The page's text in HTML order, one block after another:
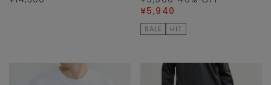
¥5,940
SALE HIT